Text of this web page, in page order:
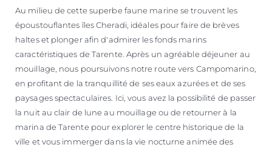
Au milieu de cette superbe faune marine se trouvent les
époustouflantes îles Cheradi, idéales pour faire de brèves
haltes et plonger afin d'admirer les fonds marins
caractéristiques de Tarente. Après un agréable déjeuner au
mouillage, nous poursuivons notre route vers Campomarino,
en profitant de la tranquillité de ses eaux azurées et de ses
paysages spectaculaires. Ici, vous avez la possibilité de passer
la nuit au clair de lune au mouillage ou de retourner à la
marina de Tarente pour explorer le centre historique de la
ville et vous immerger dans la vie nocturne animée des